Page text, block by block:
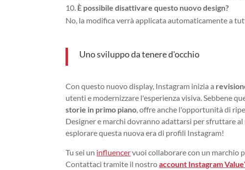
È possibile disattivare questo nuovo design?
No, la modifica verrà applicata automaticamente a
Uno sviluppo da tenere d'occhio
Con questo nuovo display, Instagram inizia a
utenti e modernizzare l'esperienza visiva. Sebbene
storie in primo piano , offre anche l'opportunità di
Designer e marchi dovranno adattarsi per sfruttare
esplorare questa nuova era di profili Instagram!
Tu sei un influencervuoi collaborare con un marchio
Contattaci tramite il nostroaccount Instagram